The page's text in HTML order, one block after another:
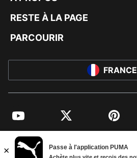
RESTE À LA PAGE
PARCOURIR
FRANCE
YouTube Twitter Pinterest
© PUMA EUROPE GMBH,